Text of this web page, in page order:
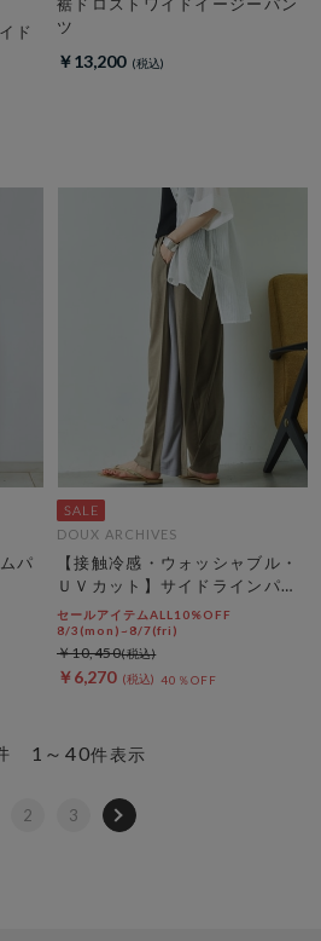
ド
ツ
￥13,200
パ
DOUX ARCHIVES
【接触冷感・ウォッシャブル・
ＵＶカット】サイドラインパン
ツ
セールアイテムALL10%OFF
8/3(mon)~8/7(fri)
￥6,270 40％OFF
￥10,450
1～40件表示
2 3